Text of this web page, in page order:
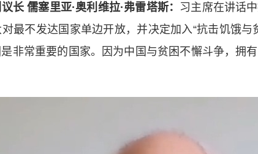
长 儒塞里亚·奥利维拉·弗雷塔斯： 习主席在讲话
最不发达国家单边开放，并决定加入“抗击饥饿
非常重要的国家。因为中国与贫困不懈斗争，拥